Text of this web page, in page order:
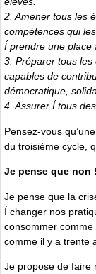
2. Amener tous les
compétences qui
Í prendre une place
3. Préparer tous les
capables de
démocratique,
4. Assurer Í tous
Pensez-vous
du troisième cycle,
Je pense que non !
Je pense que la
Í changer nos
consommer
comme il y a trente
Je propose de faire